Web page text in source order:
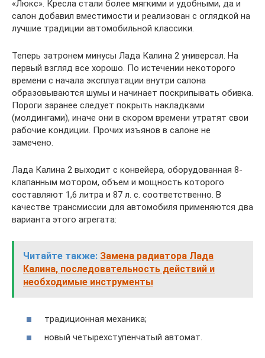
«Люкс». Кресла стали более мягкими и удобными, да и
салон добавил вместимости и реализован с оглядкой на
лучшие традиции автомобильной классики.
Теперь затронем минусы Лада Калина 2 универсал. На
первый взгляд все хорошо. По истечении некоторого
времени с начала эксплуатации внутри салона
образовываются шумы и начинает поскрипывать обивка.
Пороги заранее следует покрыть накладками
(молдингами), иначе они в скором времени утратят свои
рабочие кондиции. Прочих изъянов в салоне не
замечено.
Лада Калина 2 выходит с конвейера, оборудованная 8-
клапанным мотором, объем и мощность которого
составляют 1,6 литра и 87 л. с. соответственно. В
качестве трансмиссии для автомобиля применяются два
варианта этого агрегата:
Читайте также: Замена радиатора Лада
Калина, последовательность действий и
необходимые инструменты
традиционная механика;
новый четырехступенчатый автомат.